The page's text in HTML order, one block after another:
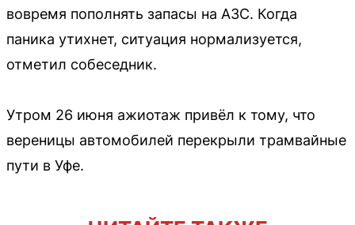
вовремя пополнять запасы на АЗС. Когда
паника утихнет, ситуация нормализуется,
отметил собеседник.
Утром 26 июня ажиотаж привёл к тому, что
вереницы автомобилей перекрыли трамвайные
пути в Уфе.